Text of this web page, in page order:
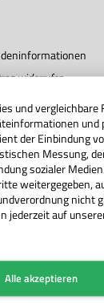
widerrufen
und vergleichbare
und
der Einbindung
Messung,
sozialer
weitergegeben,
nicht
jederzeit auf
Alle akzeptieren